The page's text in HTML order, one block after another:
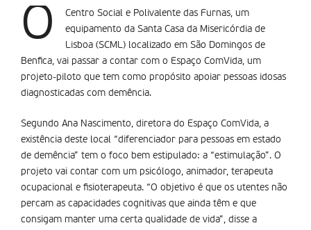
O
Centro Social e Polivalente das Furnas, um
equipamento da Santa Casa da Misericórdia de
Lisboa (SCML) localizado em São Domingos de
Benfica, vai passar a contar com o Espaço ComVida, um
projeto-piloto que tem como propósito apoiar pessoas idosas
diagnosticadas com demência.
Segundo Ana Nascimento, diretora do Espaço ComVida, a
existência deste local “diferenciador para pessoas em estado
de demência” tem o foco bem estipulado: a “estimulação”. O
projeto vai contar com um psicólogo, animador, terapeuta
ocupacional e fisioterapeuta. “O objetivo é que os utentes não
percam as capacidades cognitivas que ainda têm e que
consigam manter uma certa qualidade de vida”, disse a